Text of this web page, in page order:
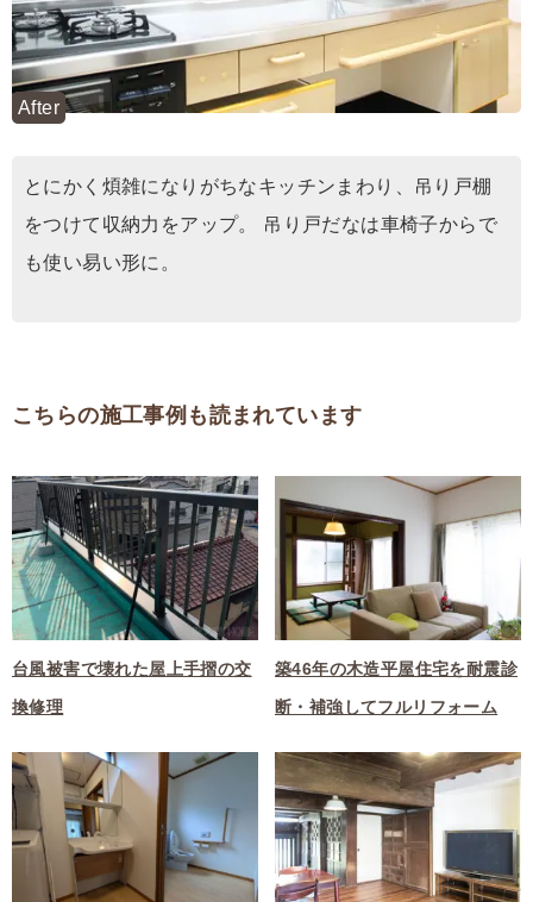
After
とにかく煩雑になりがちなキッチンまわり、吊り戸棚
をつけて収納力をアップ。 吊り戸だなは車椅子からで
も使い易い形に。
こちらの施工事例も読まれています
台風被害で壊れた屋上手摺の交
換修理
築46年の木造平屋住宅を耐震診
断・補強してフルリフォーム